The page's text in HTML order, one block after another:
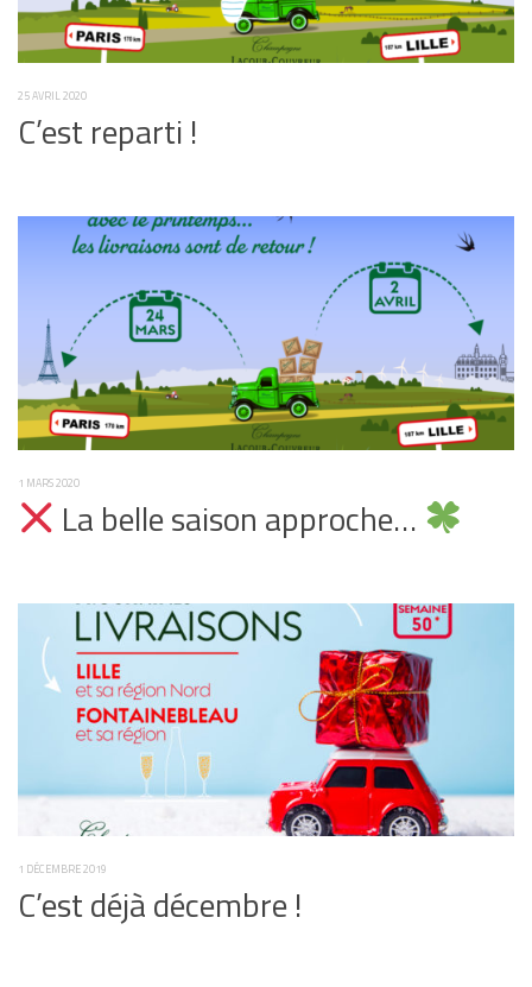
25 AVRIL 2020
C’est reparti !
1 MARS 2020
La belle saison approche…
1 DÉCEMBRE 2019
C’est déjà décembre !